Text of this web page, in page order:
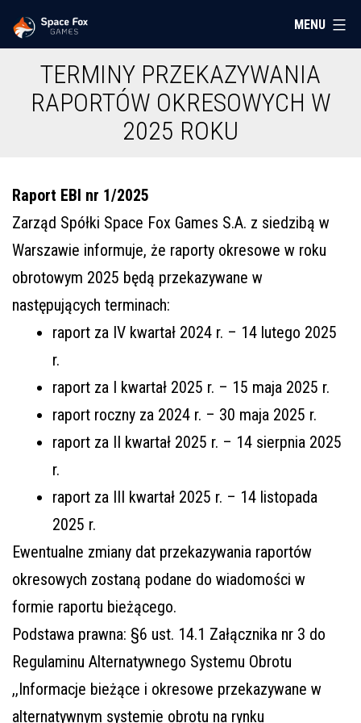
Przejdź
doSpace
Games
MENU
TERMINY PRZEKAZYWANIA
RAPORTÓW OKRESOWYCH W
2025 ROKU
Raport EBI nr 1/2025
Zarząd Spółki Space Fox Games S.A. z siedzibą w
Warszawie informuje, że raporty okresowe w roku
obrotowym 2025 będą przekazywane w
następujących terminach:
raport za IV kwartał 2024 r. – 14 lutego 2025
r.
raport za I kwartał 2025 r. – 15 maja 2025 r.
raport roczny za 2024 r. – 30 maja 2025 r.
raport za II kwartał 2025 r. – 14 sierpnia 2025
r.
raport za III kwartał 2025 r. – 14 listopada
2025 r.
Ewentualne zmiany dat przekazywania raportów
okresowych zostaną podane do wiadomości w
formie raportu bieżącego.
Podstawa prawna: §6 ust. 14.1 Załącznika nr 3 do
Regulaminu Alternatywnego Systemu Obrotu
,,Informacje bieżące i okresowe przekazywane w
alternatywnym systemie obrotu na rynku